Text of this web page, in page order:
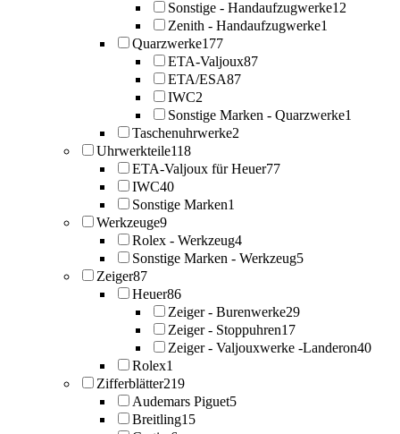
Sonstige - Handaufzugwerke12
Zenith - Handaufzugwerke1
Quarzwerke177
ETA-Valjoux87
ETA/ESA87
IWC2
Sonstige Marken - Quarzwerke1
Taschenuhrwerke2
Uhrwerkteile118
ETA-Valjoux für Heuer77
IWC40
Sonstige Marken1
Werkzeuge9
Rolex - Werkzeug4
Sonstige Marken - Werkzeug5
Zeiger87
Heuer86
Zeiger - Burenwerke29
Zeiger - Stoppuhren17
Zeiger - Valjouxwerke -Landeron40
Rolex1
Zifferblätter219
Audemars Piguet5
Breitling15